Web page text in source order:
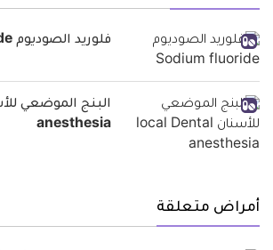
فلوريد الصوديوم Sodium fluoride
anesthesia
أمراض متعلقة